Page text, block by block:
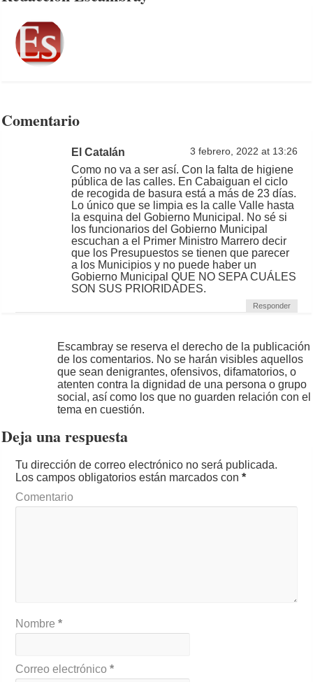
Comentario
El Catalán 3 febrero, 2022 at 13:26
Como no va a ser así. Con la falta de higiene
pública de las calles. En Cabaiguan el ciclo
de recogida de basura está a más de 23 días.
Lo único que se limpia es la calle Valle hasta
la esquina del Gobierno Municipal. No sé si
los funcionarios del Gobierno Municipal
escuchan a el Primer Ministro Marrero decir
que los Presupuestos se tienen que parecer
a los Municipios y no puede haber un
Gobierno Municipal QUE NO SEPA CUÁLES
SON SUS PRIORIDADES.
Responder
Escambray se reserva el derecho de la publicación
de los comentarios. No se harán visibles aquellos
que sean denigrantes, ofensivos, difamatorios, o
atenten contra la dignidad de una persona o grupo
social, así como los que no guarden relación con el
tema en cuestión.
Deja una respuesta
Tu dirección de correo electrónico no será publicada.
Los campos obligatorios están marcados con*
Comentario
Nombre*
Correo electrónico*